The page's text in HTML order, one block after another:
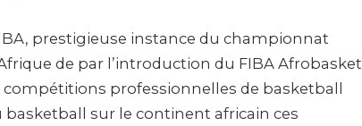
prestigieuse instance du championnat
de par l’introduction du FIBA Afrobasket
compétitions professionnelles de basketball
sur le continent africain ces